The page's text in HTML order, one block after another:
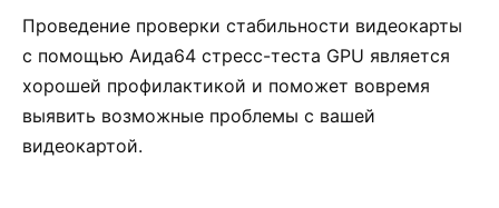
Проведение проверки стабильности видеокарты
с помощью Аида64 стресс-теста GPU является
хорошей профилактикой и поможет вовремя
выявить возможные проблемы с вашей
видеокартой.